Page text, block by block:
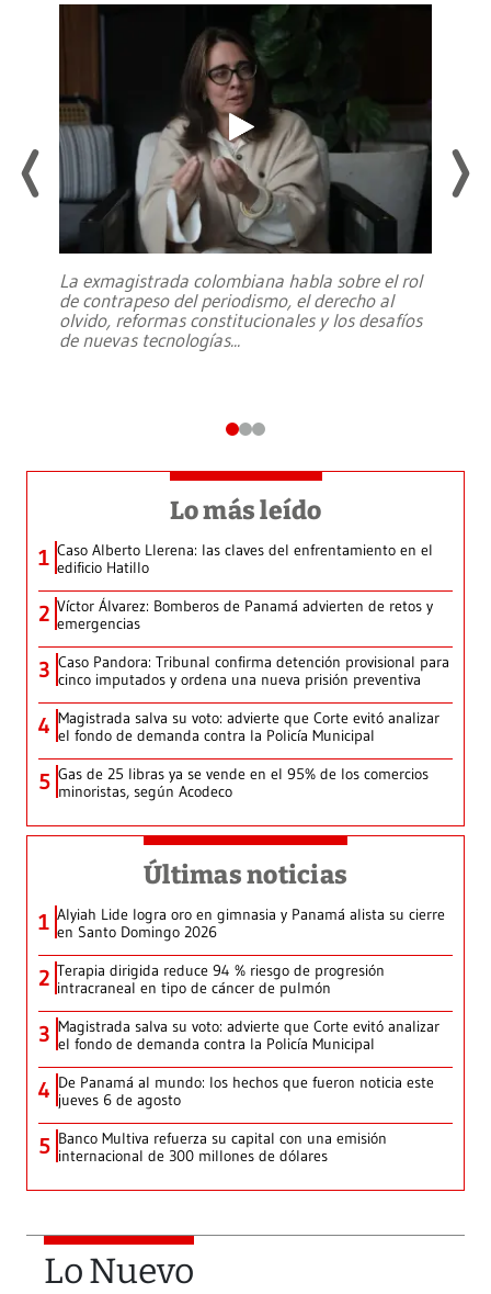
La exmagistrada colombiana habla sobre el rol
de contrapeso del periodismo, el derecho al
olvido, reformas constitucionales y los desafíos
de nuevas tecnologías...
Lo más leído
1 Caso Alberto Llerena: las claves del enfrentamiento en el
edificio Hatillo
2 Víctor Álvarez: Bomberos de Panamá advierten de retos y
emergencias
3 Caso Pandora: Tribunal confirma detención provisional para
cinco imputados y ordena una nueva prisión preventiva
4 Magistrada salva su voto: advierte que Corte evitó analizar
el fondo de demanda contra la Policía Municipal
5 Gas de 25 libras ya se vende en el 95% de los comercios
minoristas, según Acodeco
Últimas noticias
1 Alyiah Lide logra oro en gimnasia y Panamá alista su cierre
en Santo Domingo 2026
2 Terapia dirigida reduce 94 % riesgo de progresión
intracraneal en tipo de cáncer de pulmón
3 Magistrada salva su voto: advierte que Corte evitó analizar
el fondo de demanda contra la Policía Municipal
4 De Panamá al mundo: los hechos que fueron noticia este
jueves 6 de agosto
5 Banco Multiva refuerza su capital con una emisión
internacional de 300 millones de dólares
Lo Nuevo